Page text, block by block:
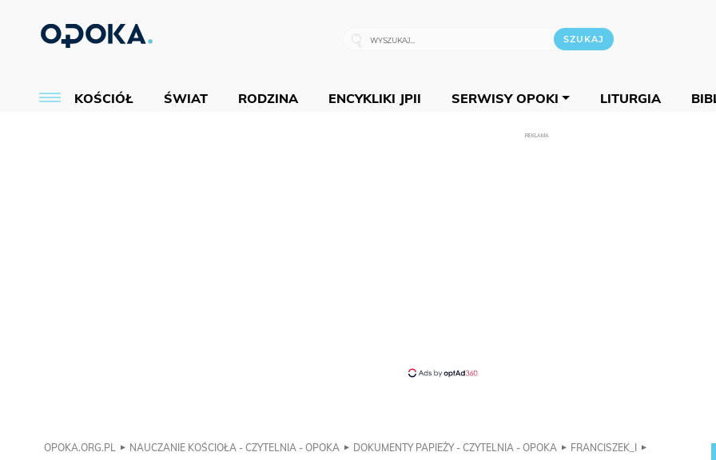
KOŚCIÓŁ ŚWIAT RODZINA ENCYKLIKI JPII SERWISY OPOKI LITURGIA
REKLAMA
OPOKA.ORG.PL NAUCZANIE KOŚCIOŁA - CZYTELNIA - OPOKA DOKUMENTY PAPIEŻY - CZYTELNIA - OPOKA
FRANCISZEK_I